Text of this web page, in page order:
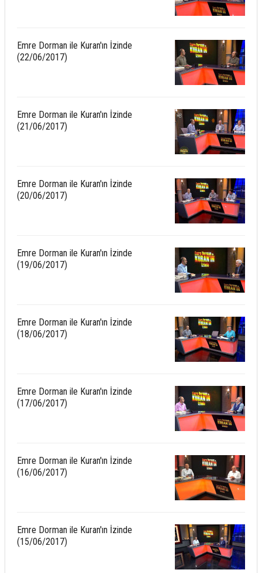
Emre Dorman ile Kuran'ın İzinde
(22/06/2017)
Emre Dorman ile Kuran'ın İzinde
(21/06/2017)
Emre Dorman ile Kuran'ın İzinde
(20/06/2017)
Emre Dorman ile Kuran'ın İzinde
(19/06/2017)
Emre Dorman ile Kuran'ın İzinde
(18/06/2017)
Emre Dorman ile Kuran'ın İzinde
(17/06/2017)
Emre Dorman ile Kuran'ın İzinde
(16/06/2017)
Emre Dorman ile Kuran'ın İzinde
(15/06/2017)